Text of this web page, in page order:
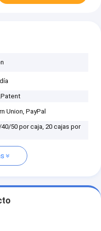
Union, PayPal
50 por caja, 20 cajas por